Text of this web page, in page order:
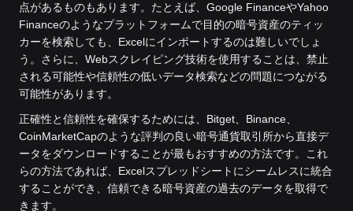
点があるものもあります。たとえば、Google FinanceやYahoo
Financeのようなプラットフォームで目的の暗号資産のティッ
カーを検索しても、Excelにインポートするのは難しいでしょ
う。さらに、Webスクレイピング技術を使用することは、禁止
される可能性や信頼性の低いデータ検索などの問題につながる
可能性があります。
正確性と信頼性を確保するためには、Bitget、Binance、
CoinMarketCapのような評判の良い暗号通貨取引所から直接デ
ータをダウンロードすることが最もおすすめの方法です。これ
らの方法であれば、Excelスプレッドシートにシームレスに統合
することができ、信頼できる暗号資産の過去のデータを取得で
きます。